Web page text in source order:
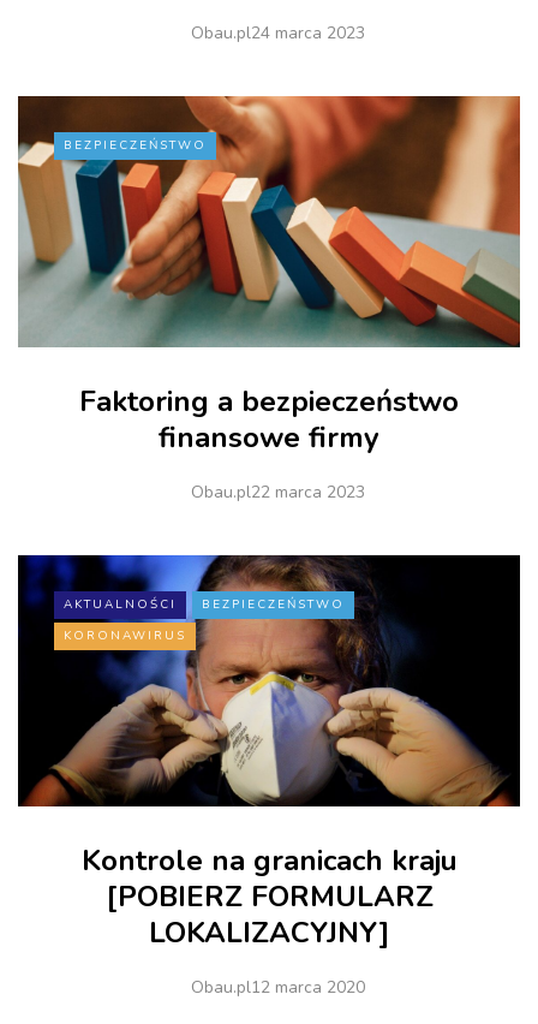
Obau.pl24 marca 2023
BEZPIECZEŃSTWO
Faktoring a bezpieczeństwo
finansowe firmy
Obau.pl22 marca 2023
AKTUALNOŚCI
BEZPIECZEŃSTWO
KORONAWIRUS
Kontrole na granicach kraju
[POBIERZ FORMULARZ
LOKALIZACYJNY]
Obau.pl12 marca 2020